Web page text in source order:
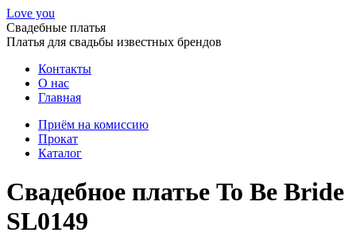
Love you
Свадебные платья
Платья для свадьбы известных брендов
Контакты
О нас
Главная
Приём на комиссию
Прокат
Каталог
Свадебное платье To Be Bride
SL0149